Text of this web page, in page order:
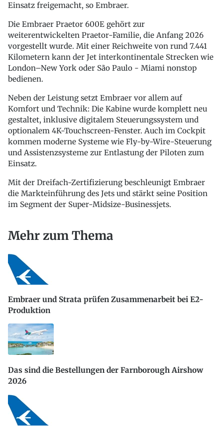
Einsatz freigemacht, so Embraer.
Die Embraer Praetor 600E gehört zur
weiterentwickelten Praetor-Familie, die Anfang 2026
vorgestellt wurde. Mit einer Reichweite von rund 7.441
Kilometern kann der Jet interkontinentale Strecken wie
London–New York oder São Paulo - Miami nonstop
bedienen.
Neben der Leistung setzt Embraer vor allem auf
Komfort und Technik: Die Kabine wurde komplett neu
gestaltet, inklusive digitalem Steuerungssystem und
optionalem 4K-Touchscreen-Fenster. Auch im Cockpit
kommen moderne Systeme wie Fly-by-Wire-Steuerung
und Assistenzsysteme zur Entlastung der Piloten zum
Einsatz.
Mit der Dreifach-Zertifizierung beschleunigt Embraer
die Markteinführung des Jets und stärkt seine Position
im Segment der Super-Midsize-Businessjets.
Mehr zum Thema
Embraer und Strata prüfen Zusammenarbeit bei E2-
Produktion
Das sind die Bestellungen der Farnborough Airshow
2026